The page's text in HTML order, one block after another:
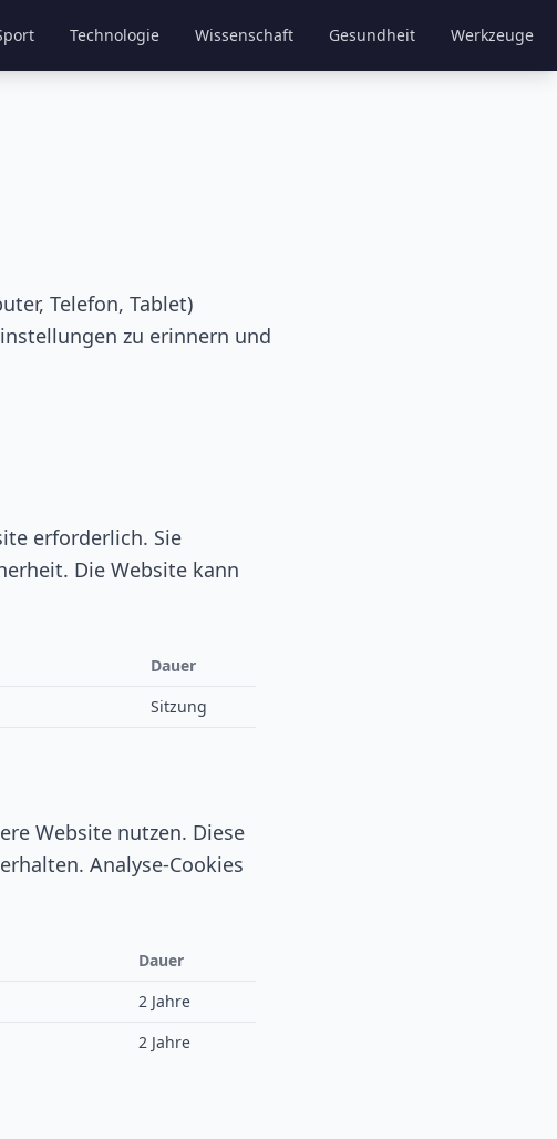
Technologie Wissenschaft Gesundheit Werkzeuge
Telefon, Tablet)
zu erinnern und
erforderlich. Sie
Die Website kann
Dauer
Sitzung
Website nutzen. Diese
Analyse-Cookies
Dauer
2 Jahre
2 Jahre